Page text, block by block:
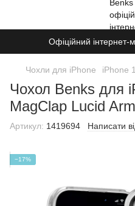
Офіційний інтернет-
Чохли для iPhone iPhone
Чохол Benks для
MagClap Lucid
Артикул: 1419694 Написати
−17%